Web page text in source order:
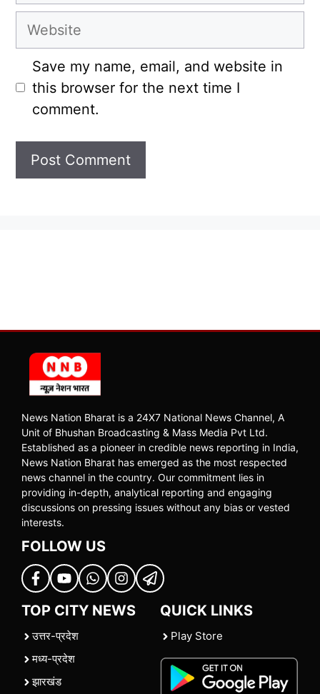
Website
Save my name, email, and website in
this browser for the next time I
comment.
News Nation Bharat is a 24X7 National News Channel, A
Unit of Bhushan Broadcasting & Mass Media Pvt Ltd.
Established as a pioneer in credible news reporting in India,
News Nation Bharat has emerged as the most respected
news channel in the country. Our commitment lies in
providing in-depth, analytical reporting and engaging
discussions on pressing issues without any bias or vested
interests.
FOLLOW US
TOP CITY NEWS
उत्तर-प्रदेश
मध्य-प्रदेश
झारखंड
QUICK LINKS
Play Store